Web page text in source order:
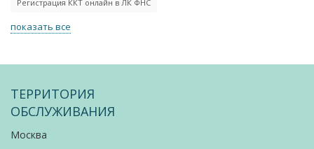
Регистрация ККТ онлайн в ЛК ФНС
показать все
ТЕРРИТОРИЯ
ОБСЛУЖИВАНИЯ
Москва